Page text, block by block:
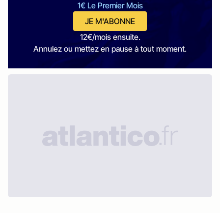
1€ Le Premier Mois
JE M'ABONNE
12€/mois ensuite.
Annulez ou mettez en pause à tout moment.